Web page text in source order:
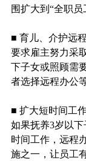
围扩大到“全职员
■ 育儿、介护远
要求雇主努力采
下子女或照顾需
者选择远程办公等
■ 扩大短时间工
如果抚养3岁以
时间工作，远程
施之一，让员工